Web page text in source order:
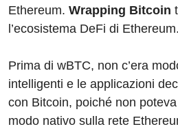
Ethereum. Wrapping Bitcoin
l’ecosistema DeFi di Ethereum.
Prima di wBTC, non c’era
intelligenti e le applicazioni
con Bitcoin, poiché non
modo nativo sulla rete